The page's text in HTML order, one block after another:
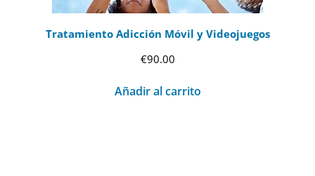
Tratamiento Adicción Móvil y Videojuegos
€90.00
Añadir al carrito